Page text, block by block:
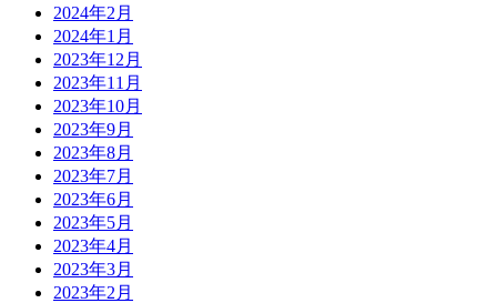
2024年2月
2024年1月
2023年12月
2023年11月
2023年10月
2023年9月
2023年8月
2023年7月
2023年6月
2023年5月
2023年4月
2023年3月
2023年2月